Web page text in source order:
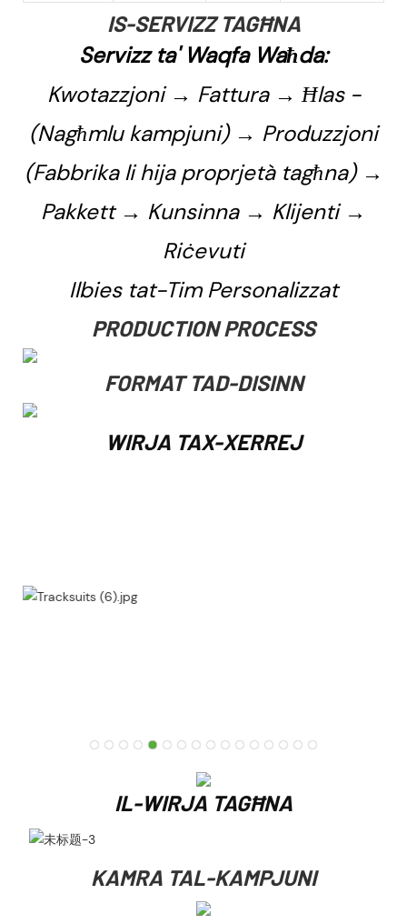
IS-SERVIZZ TAGĦNA
Servizz ta' Waqfa Waħda:
Kwotazzjoni → Fattura → Ħlas -
(Nagħmlu kampjuni) → Produzzjoni
(Fabbrika li hija proprjetà tagħna) →
Pakkett → Kunsinna → Klijenti →
Riċevuti
Ilbies tat-Tim Personalizzat
PRODUCTION PROCESS
FORMAT TAD-DISINN
WIRJA TAX-XERREJ
IL-WIRJA TAGĦNA
KAMRA TAL-KAMPJUNI